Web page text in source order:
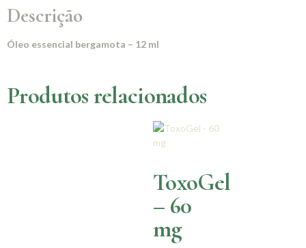
Descrição
Óleo essencial bergamota – 12 ml
Produtos relacionados
ToxoGel
– 60
mg